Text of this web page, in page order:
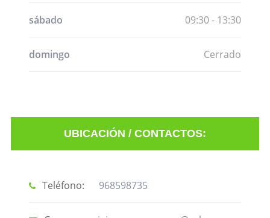
sábado 09:30 - 13:30
domingo Cerrado
UBICACIÓN / CONTACTOS:
Teléfono: 968598735
Mostrar